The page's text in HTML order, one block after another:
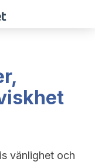
vänlighet och